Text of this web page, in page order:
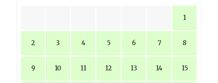
1
2 3 4 5 6 7 8
9 10 11 12 13 14 15